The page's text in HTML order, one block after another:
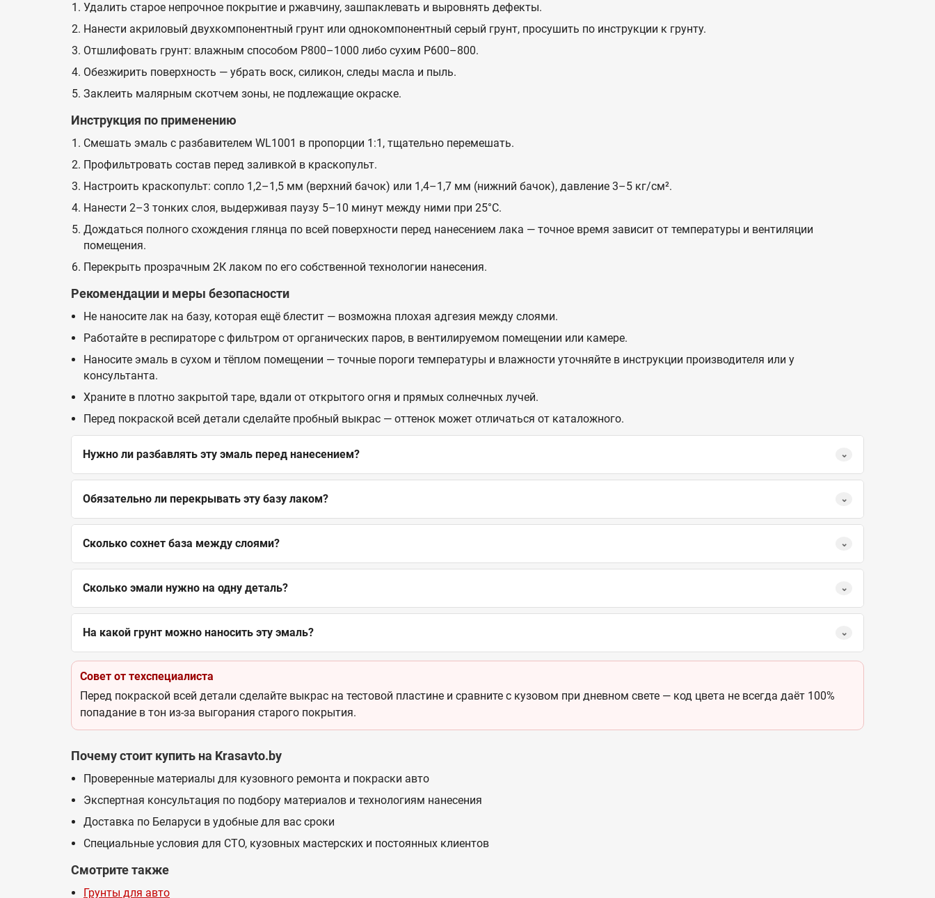
Удалить старое непрочное покрытие и ржавчину, зашпаклевать и выровнять дефекты.
Нанести акриловый двухкомпонентный грунт или однокомпонентный серый грунт, просушить по инструкции к грунту.
Отшлифовать грунт: влажным способом P800–1000 либо сухим P600–800.
Обезжирить поверхность — убрать воск, силикон, следы масла и пыль.
Заклеить малярным скотчем зоны, не подлежащие окраске.
Инструкция по применению
Смешать эмаль с разбавителем WL1001 в пропорции 1:1, тщательно перемешать.
Профильтровать состав перед заливкой в краскопульт.
Настроить краскопульт: сопло 1,2–1,5 мм (верхний бачок) или 1,4–1,7 мм (нижний бачок), давление 3–5 кг/см².
Нанести 2–3 тонких слоя, выдерживая паузу 5–10 минут между ними при 25°C.
Дождаться полного схождения глянца по всей поверхности перед нанесением лака — точное время зависит от температуры и вентиляции
помещения.
Перекрыть прозрачным 2К лаком по его собственной технологии нанесения.
Рекомендации и меры безопасности
Не наносите лак на базу, которая ещё блестит — возможна плохая адгезия между слоями.
Работайте в респираторе с фильтром от органических паров, в вентилируемом помещении или камере.
Наносите эмаль в сухом и тёплом помещении — точные пороги температуры и влажности уточняйте в инструкции производителя или у
консультанта.
Храните в плотно закрытой таре, вдали от открытого огня и прямых солнечных лучей.
Перед покраской всей детали сделайте пробный выкрас — оттенок может отличаться от каталожного.
Нужно ли разбавлять эту эмаль перед нанесением? ⌄
Обязательно ли перекрывать эту базу лаком? ⌄
Сколько сохнет база между слоями? ⌄
Сколько эмали нужно на одну деталь? ⌄
На какой грунт можно наносить эту эмаль? ⌄
Совет от техспециалиста
Перед покраской всей детали сделайте выкрас на тестовой пластине и сравните с кузовом при дневном свете — код цвета не всегда даёт 100%
попадание в тон из-за выгорания старого покрытия.
Почему стоит купить на Krasavto.by
Проверенные материалы для кузовного ремонта и покраски авто
Экспертная консультация по подбору материалов и технологиям нанесения
Доставка по Беларуси в удобные для вас сроки
Специальные условия для СТО, кузовных мастерских и постоянных клиентов
Смотрите также
Грунты для авто